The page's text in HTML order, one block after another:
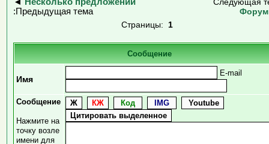
:Предыдущая тема
Страницы: 1
Сообщение
Имя
E-mail
Сообщение
Нажмите на
точку возле
имени для